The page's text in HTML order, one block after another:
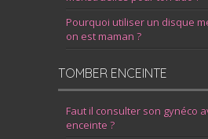
Pourquoi utiliser un disque
on est maman ?
TOMBER ENCEINTE
Faut il consulter son gynéco
enceinte ?